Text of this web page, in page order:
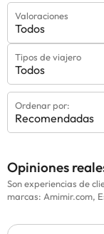
Valoraciones
Todos
Tipos de viajero
Todos
Ordenar por:
Recomendadas
Opiniones
Son experiencias de
marcas: Amimir.com,